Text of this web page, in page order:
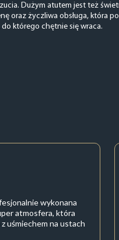
Dużym atutem jest też
oraz życzliwa obsługa, która
do którego chętnie się wraca.
wykonana
atmosfera, która
uśmiechem na ustach